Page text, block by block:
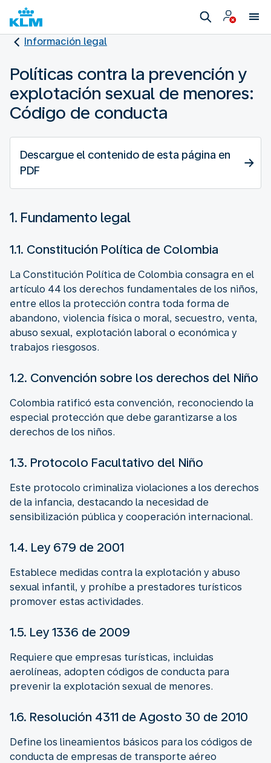
Información legal
Políticas contra la prevención y
explotación sexual de menores:
Código de conducta
Descargue el contenido de esta página en
PDF
1. Fundamento legal
1.1. Constitución Política de Colombia
La Constitución Política de Colombia consagra en el
artículo 44 los derechos fundamentales de los niños,
entre ellos la protección contra toda forma de
abandono, violencia física o moral, secuestro, venta,
abuso sexual, explotación laboral o económica y
trabajos riesgosos.
1.2. Convención sobre los derechos del Niño
Colombia ratificó esta convención, reconociendo la
especial protección que debe garantizarse a los
derechos de los niños.
1.3. Protocolo Facultativo del Niño
Este protocolo criminaliza violaciones a los derechos
de la infancia, destacando la necesidad de
sensibilización pública y cooperación internacional.
1.4. Ley 679 de 2001
Establece medidas contra la explotación y abuso
sexual infantil, y prohíbe a prestadores turísticos
promover estas actividades.
1.5. Ley 1336 de 2009
Requiere que empresas turísticas, incluidas
aerolíneas, adopten códigos de conducta para
prevenir la explotación sexual de menores.
1.6. Resolución 4311 de Agosto 30 de 2010
Define los lineamientos básicos para los códigos de
conducta de empresas de transporte aéreo